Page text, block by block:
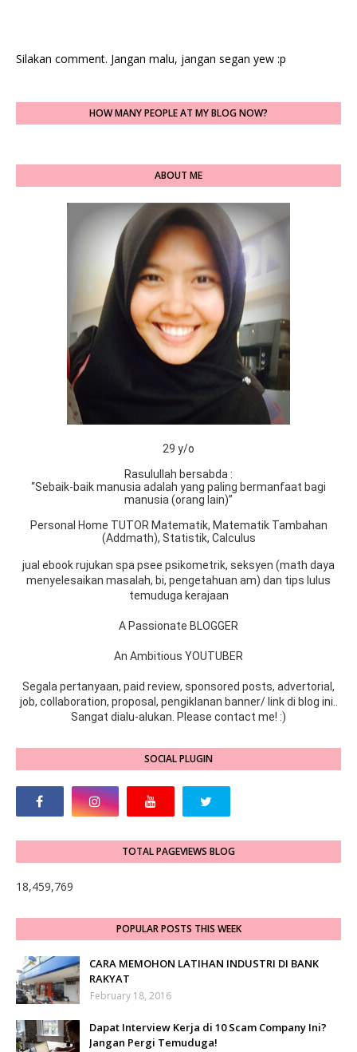
Silakan comment. Jangan malu, jangan segan yew :p
HOW MANY PEOPLE AT MY BLOG NOW?
ABOUT ME
29 y/o
Rasulullah bersabda :
“Sebaik-baik manusia adalah yang paling bermanfaat bagi
manusia (orang lain)”
Personal Home TUTOR Matematik, Matematik Tambahan
(Addmath), Statistik, Calculus
jual ebook rujukan spa psee psikometrik, seksyen (math daya
menyelesaikan masalah, bi, pengetahuan am) dan tips lulus
temuduga kerajaan
A Passionate BLOGGER
An Ambitious YOUTUBER
Segala pertanyaan, paid review, sponsored posts, advertorial,
job, collaboration, proposal, pengiklanan banner/ link di blog ini..
Sangat dialu-alukan. Please contact me! :)
SOCIAL PLUGIN
TOTAL PAGEVIEWS BLOG
18,459,769
POPULAR POSTS THIS WEEK
CARA MEMOHON LATIHAN INDUSTRI DI BANK
RAKYAT
February 18, 2016
Dapat Interview Kerja di 10 Scam Company Ini?
Jangan Pergi Temuduga!